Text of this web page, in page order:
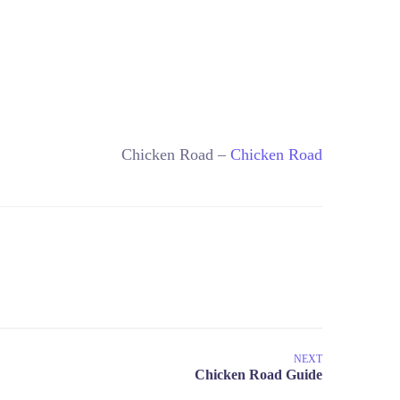
Chicken Road – Chicken Road
NEXT